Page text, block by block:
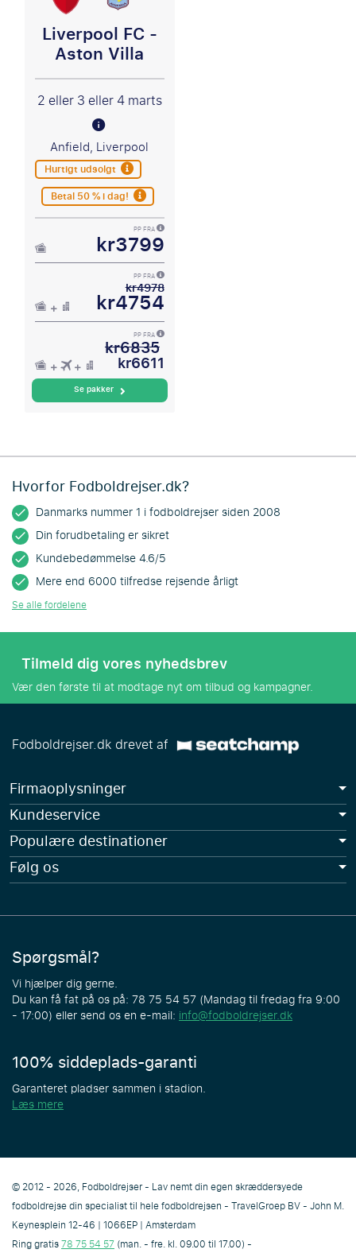
Liverpool FC -
Aston Villa
2 eller 3 eller 4 marts
Anfield, Liverpool
Hurtigt udsolgt
Betal 50 % i dag!
PP FRA
kr3799
PP FRA
kr4978
kr4754
PP FRA
kr6835
kr6611
Se pakker
Hvorfor Fodboldrejser.dk?
Danmarks nummer 1 i fodboldrejser siden 2008
Din forudbetaling er sikret
Kundebedømmelse 4.6/5
Mere end 6000 tilfredse rejsende årligt
Se alle fordelene
Tilmeld dig vores nyhedsbrev
Vær den første til at modtage nyt om tilbud og kampagner.
Fodboldrejser.dk drevet af
Firmaoplysninger
Kundeservice
Populære destinationer
Følg os
Spørgsmål?
Vi hjælper dig gerne.
Du kan få fat på os på: 78 75 54 57 (Mandag til fredag fra 9:00
- 17:00) eller send os en e-mail: info@fodboldrejser.dk
100% siddeplads-garanti
Garanteret pladser sammen i stadion.
Læs mere
© 2012 - 2026, Fodboldrejser - Lav nemt din egen skræddersyede
fodboldrejse din specialist til hele fodboldrejsen - TravelGroep BV - John M.
Keynesplein 12-46 | 1066EP | Amsterdam
Ring gratis78 75 54 57(man. - fre. kl. 09.00 til 17.00) -